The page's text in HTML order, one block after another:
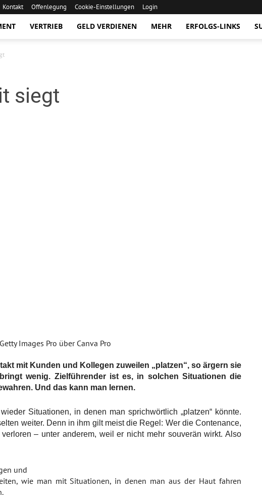
Kontakt Offenlegung Cookie-Einstellungen
Login
VERTRIEB GELD VERDIENEN MEHR ERFOLGS-LINKS
siegt
Images Pro über Canva Pro
mit Kunden und Kollegen zuweilen „platzen“, so ärgern sie
wenig. Zielführender ist es, in solchen Situationen die
Und das kann man lernen.
Situationen, in denen man sprichwörtlich „platzen“ könnte.
weiter. Denn in ihm gilt meist die Regel: Wer die Contenance,
– unter anderem, weil er nicht mehr souverän wirkt. Also
und
wie man mit Situationen, in denen man aus der Haut fahren